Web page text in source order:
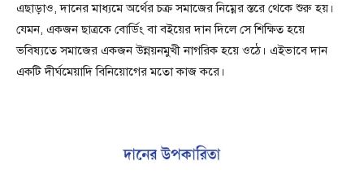
এছাড়াও, দানের মাধ্যমে অর্থের চক্র সমাজের নিম্নের স্তরে থেকে শুরু হয়।
যেমন, একজন ছাত্রকে বোর্ডিং বা বইয়ের দান দিলে সে শিক্ষিত হয়ে
ভবিষ্যতে সমাজের একজন উন্নয়নমুখী নাগরিক হয়ে ওঠে। এইভাবে দান
একটি দীর্ঘমেয়াদি বিনিয়োগের মতো কাজ করে।